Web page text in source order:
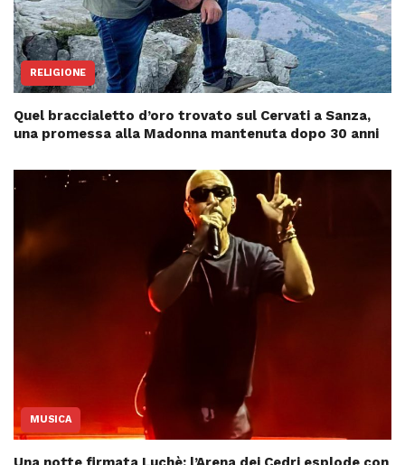
RELIGIONE
Quel braccialetto d’oro trovato sul Cervati a Sanza,
una promessa alla Madonna mantenuta dopo 30 anni
MUSICA